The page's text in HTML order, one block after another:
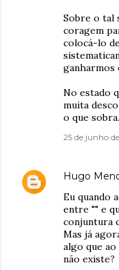
Sobre o tal
coragem
colocá-lo
ganharmos
No estado
muita
o que sobra.
25 de junho
Hugo
Eu quando
entre "" e
conjuntura
Mas já
algo que
não existe?